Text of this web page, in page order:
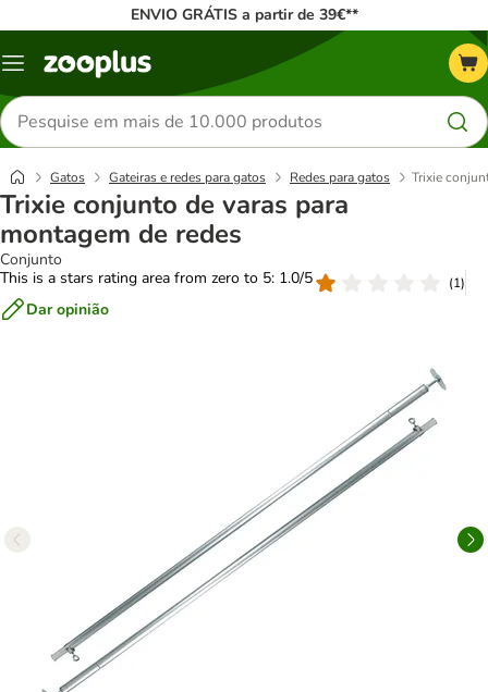
ENVIO GRÁTIS a partir de 39€**
Menu
Pesquisar
produtos
Gatos Gateiras e redes para gatos Redes para gatos Trixie
Trixie conjunto de varas para
montagem de redes
Conjunto
This is a stars rating area from zero to 5: 1.0/5
(1)
Dar opinião